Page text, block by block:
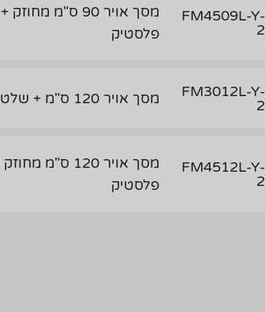
FM4509L-Y-
2
פלסטיק
FM3012L-Y-
2
מסך אויר 120 ס"מ + שלט 11 מ'/ש פלסטיק
FM4512L-Y-
2
פלסטיק